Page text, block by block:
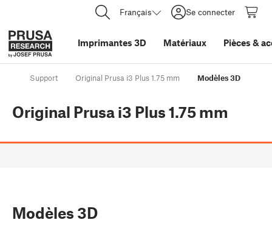
Français Se connecter
Imprimantes 3D Matériaux Pièces &
Support Original Prusa i3 Plus 1.75 mm Modèles 3D
Original Prusa i3 Plus 1.75 mm
Modèles 3D